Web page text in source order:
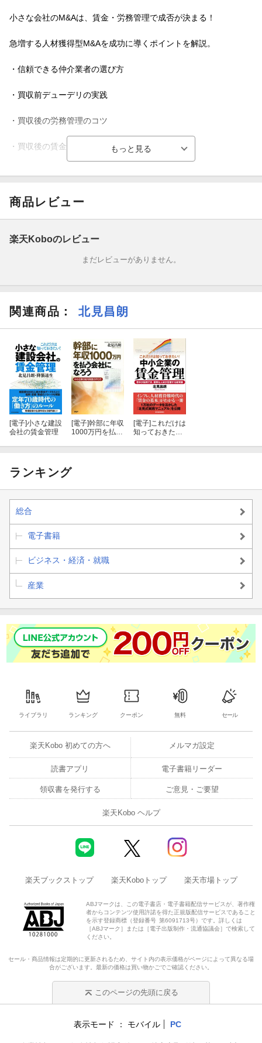
小さな会社のM&Aは、賃金・労務管理で成否が決まる！
急増する人材獲得型M&Aを成功に導くポイントを解説。
・信頼できる仲介業者の選び方
・買収前デューデリの実践
・買収後の労務管理のコツ
・買収後の賃金・退職金制度の見直し
中小企業の賃金・労務管理に精通した著者が説く実践知識
第４部 買収後の労務デューデリジェンスの行い方
第５部 社員への情報開示とその後の接し方
第６部 子会社にした場合の賃金制度の見直し
第７部 吸収合併した場合の賃金制度の見直し
第８部 吸収合併に伴う退職金見直し事例
第１０部 仲介業者の選び方
第１１部 Ｍ＆Ａ仲介会社の元社員に聞く
商品レビュー
楽天Koboのレビュー
まだレビューがありません。
関連商品 ： 北見昌朗
[電子]小さな建設
会社の賃金管理
[電子]幹部に年収
1000万円を払う
[電子] これだけは
知っておきた
ランキング
総合
電子書籍
ビジネス・経済・就職
産業
ライブラリ ランキング クーポン 無料 セール
楽天Kobo 初めての方へ メルマガ設定
読書アプリ 電子書籍リーダー
領収書を発行する ご意見・ご要望
楽天Kobo ヘルプ
楽天ブックストップ 楽天Koboトップ 楽天市場トップ
ABJマークは、この電子書店・電子書籍配信サービスが、著作権
者からコンテンツ使用許諾を得た正規版配信サービスであること
を示す登録商標（登録番号 第6091713号）です。詳しくは
［ABJマーク］または［電子出版制作・流通協議会］で検索して
ください。
セール・商品情報は定期的に更新されるため、サイト内の表示価格がページによって異なる場
合がございます。最新の価格は買い物かごでご確認ください。
このページの先頭に戻る
表示モード モバイル PC